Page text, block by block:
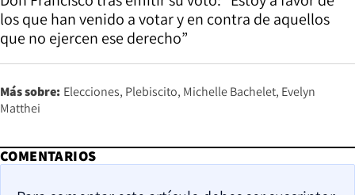
los que han venido a votar y en contra de aquellos
que no ejercen ese derecho”
Más sobre: Elecciones Plebiscito Michelle Bachelet Evelyn
Matthei
COMENTARIOS